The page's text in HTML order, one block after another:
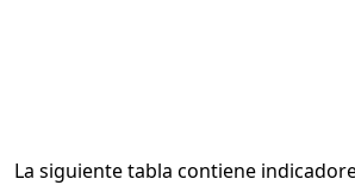
La siguiente tabla contiene